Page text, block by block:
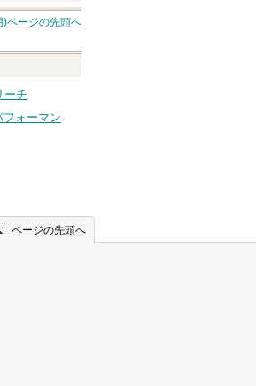
ピングサイト
へ
)ページの先頭へ
ーチ
フォーマン
ページの先頭へ